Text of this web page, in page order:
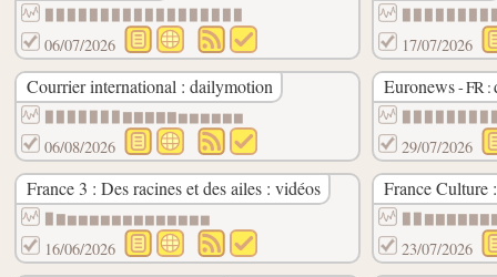
06/07/2026 17/07/2026
Courrier international : dailymotion
▉▉▉▉▉▉▉▇▇▇▇▇▆▆▆▆▆▆
06/08/2026
Euronews- FR :
29/07/2026
France 3 : Des racines et des ailes : vidéos
▉▇▆▆▆▆▆▆▆▆▆▆▆▆▆
16/06/2026
France Culture
23/07/2026